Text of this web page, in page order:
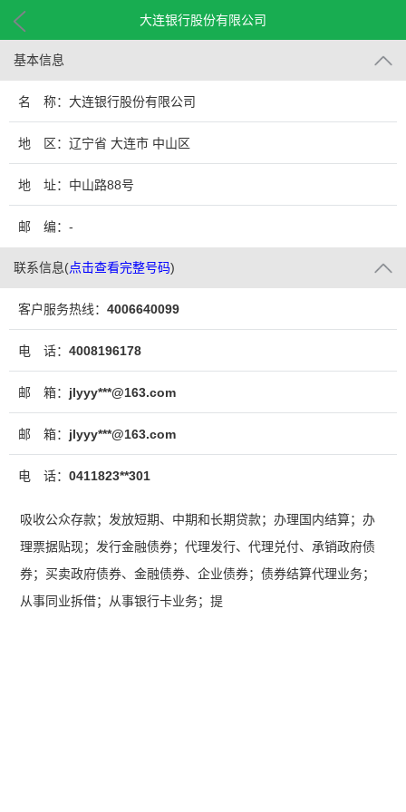
大连银行股份有限公司
基本信息
名 称：大连银行股份有限公司
地 区：辽宁省 大连市 中山区
地 址：中山路88号
邮 编：-
联系信息(点击查看完整号码)
客户服务热线： 4006640099
电 话： 4008196178
邮 箱： jlyyy***@163.com
邮 箱： jlyyy***@163.com
电 话： 0411823**301
吸收公众存款；发放短期、中期和长期贷款；办理国内结算；办
理票据贴现；发行金融债券；代理发行、代理兑付、承销政府债
券；买卖政府债券、金融债券、企业债券；债券结算代理业务；
从事同业拆借；从事银行卡业务；提